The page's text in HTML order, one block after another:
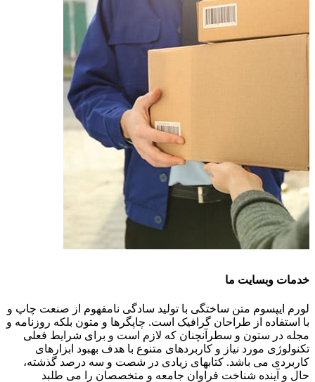
خدمات وبسایت ما
لورم ایپسوم متن ساختگی با تولید سادگی نامفهوم از صنعت چاپ و
با استفاده از طراحان گرافیک است. چاپگرها و متون بلکه روزنامه و
مجله در ستون و سطرآنچنان که لازم است و برای شرایط فعلی
تکنولوژی مورد نیاز و کاربردهای متنوع با هدف بهبود ابزارهای
کاربردی می باشد. کتابهای زیادی در شصت و سه درصد گذشته،
حال و آینده شناخت فراوان جامعه و متخصصان را می طلبد